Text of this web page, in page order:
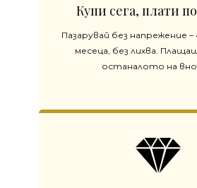
Купи сега, плати
Пазарувай без напрежение –
месеца, без лихва. Плащаш
останалото на